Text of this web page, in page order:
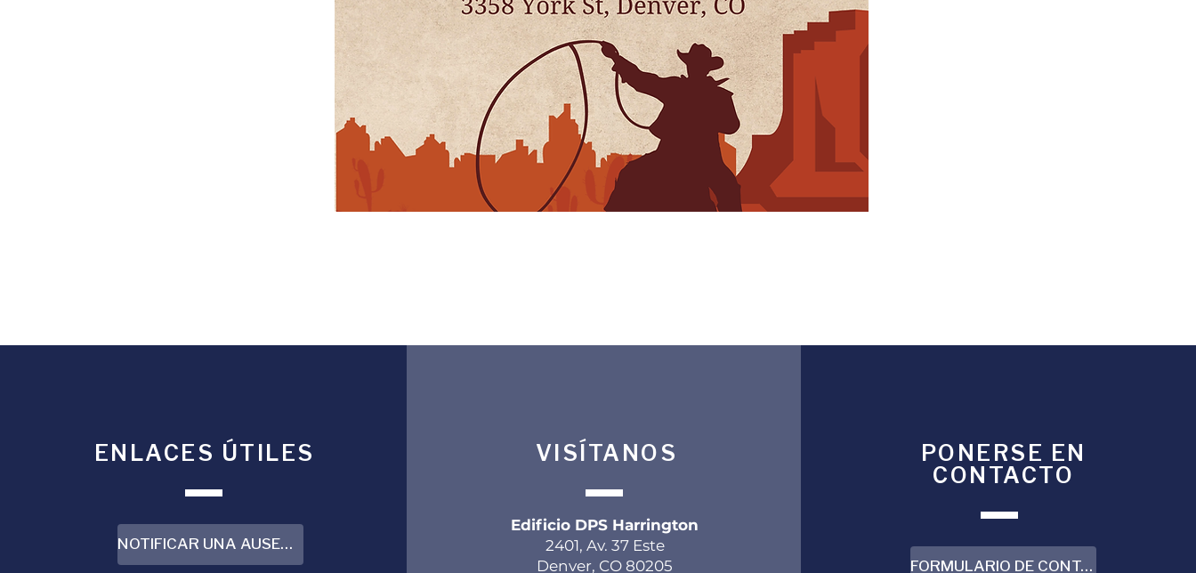
ENLACES ÚTILES
NOTIFICAR UNA AUSENCIA
VISÍTANOS
Edificio DPS Harrington
2401, Av. 37 Este
Denver, CO 80205
PONERSE EN
CONTACTO
FORMULARIO DE CONTACTO